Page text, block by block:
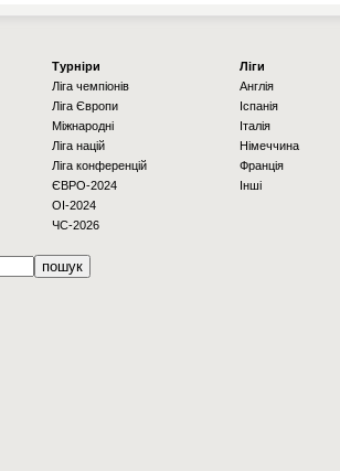
Турніри
Ліга чемпіонів
Ліга Європи
Міжнародні
Ліга націй
Ліга конференцій
ЄВРО-2024
OI-2024
ЧС-2026
Ліги
Англія
Іспанія
Італія
Німеччина
Франція
Інші